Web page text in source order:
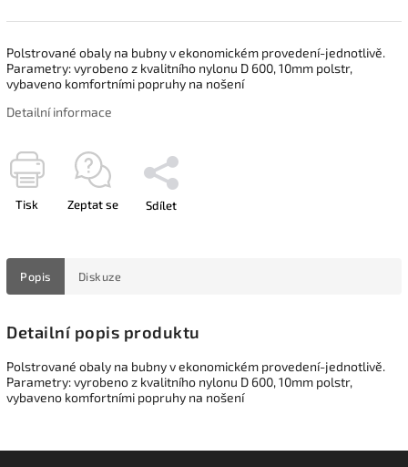
Polstrované obaly na bubny v ekonomickém provedení-jednotlivě.
Parametry: vyrobeno z kvalitního nylonu D 600, 10mm polstr,
vybaveno komfortními popruhy na nošení
Detailní informace
Tisk Zeptat se Sdílet
Popis Diskuze
Detailní popis produktu
Polstrované obaly na bubny v ekonomickém provedení-jednotlivě.
Parametry: vyrobeno z kvalitního nylonu D 600, 10mm polstr,
vybaveno komfortními popruhy na nošení